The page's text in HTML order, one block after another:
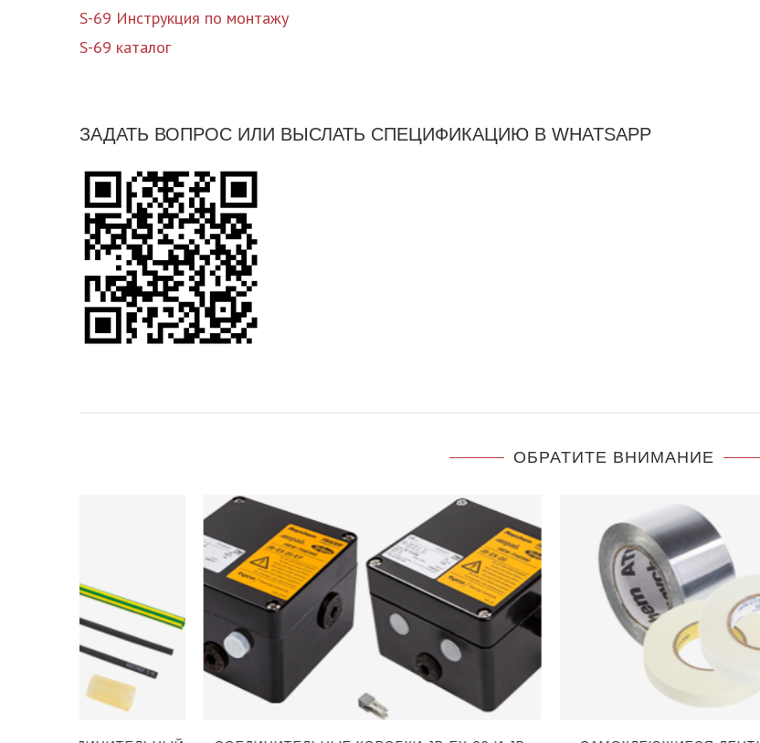
S-69 Инструкция по монтажу
S-69 каталог
ЗАДАТЬ ВОПРОС ИЛИ ВЫСЛАТЬ СПЕЦИФИКАЦИЮ В WHATSAPP
ОБРАТИТЕ ВНИМАНИЕ